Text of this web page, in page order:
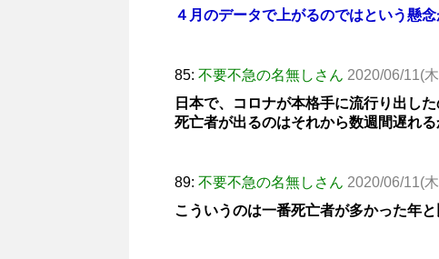
４月のデータで上がるのではという懸
85: 不要不急の名無しさん 2020/06/11(
日本で、コロナが本格手に流行り出し
死亡者が出るのはそれから数週間遅れ
89: 不要不急の名無しさん 2020/06/11(
こういうのは一番死亡者が多かった年